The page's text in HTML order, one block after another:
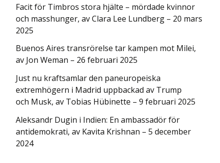
Facit för Timbros stora hjälte – mördade kvinnor
och masshunger, av Clara Lee Lundberg – 20 mars
2025
Buenos Aires transrörelse tar kampen mot Milei,
av Jon Weman – 26 februari 2025
Just nu kraftsamlar den paneuropeiska
extremhögern i Madrid uppbackad av Trump
och Musk, av Tobias Hübinette – 9 februari 2025
Aleksandr Dugin i Indien: En ambassadör för
antidemokrati, av Kavita Krishnan – 5 december
2024